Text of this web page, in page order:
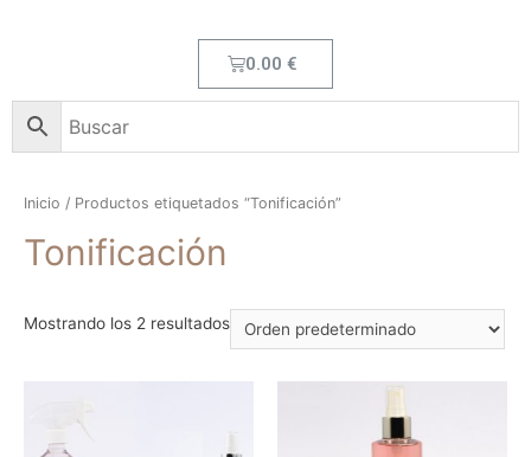
0.00€
Inicio / Productos etiquetados “Tonificación”
Tonificación
Mostrando los 2 resultados